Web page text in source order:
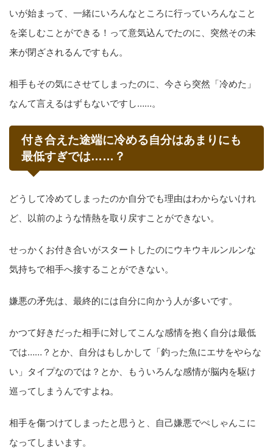
いが始まって、一緒にいろんなところに行っていろんなこと
を楽しむことができる！って意気込んでたのに、突然その未
来が閉ざされるんですもん。
相手もその気にさせてしまったのに、今さら突然「冷めた」
なんて言えるはずもないですし……。
付き合えた途端に冷める自分はあまりにも
最低すぎでは……？
どうして冷めてしまったのか自分でも理由はわからないけれ
ど、以前のような情熱を取り戻すことができない。
せっかくお付き合いがスタートしたのにウキウキルンルンな
気持ちで相手へ接することができない。
嫌悪の矛先は、最終的には自分に向かう人が多いです。
かつて好きだった相手に対してこんな感情を抱く自分は最低
では……？とか、自分はもしかして「釣った魚にエサをやらな
い」タイプなのでは？とか、もういろんな感情が脳内を駆け
巡ってしまうんですよね。
相手を傷つけてしまったと思うと、自己嫌悪でぺしゃんこに
なってしまいます。